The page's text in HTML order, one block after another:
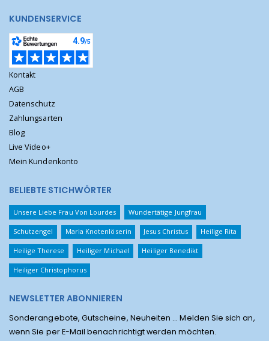
KUNDENSERVICE
Kontakt
AGB
Datenschutz
Zahlungsarten
Blog
Live Video+
Mein Kundenkonto
BELIEBTE STICHWÖRTER
Unsere Liebe Frau Von Lourdes Wundertätige Jungfrau
Schutzengel Maria Knotenlöserin Jesus Christus Heilige Rita
Heilige Therese Heiliger Michael Heiliger Benedikt
Heiliger Christophorus
NEWSLETTER ABONNIEREN
Sonderangebote, Gutscheine, Neuheiten ... Melden Sie sich an,
wenn Sie per E-Mail benachrichtigt werden möchten.